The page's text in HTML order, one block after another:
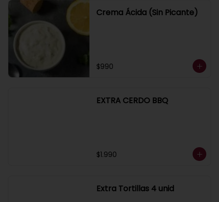
Crema Ácida (Sin Picante)
$990
EXTRA CERDO BBQ
$1.990
Extra Tortillas 4 unid